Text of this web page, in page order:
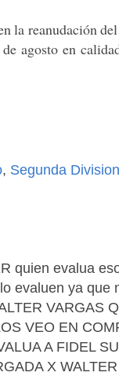
la reanudación
agosto en
, Segunda
quien evalua
evaluen ya que
VARGAS
VEO EN
A FIDEL
X